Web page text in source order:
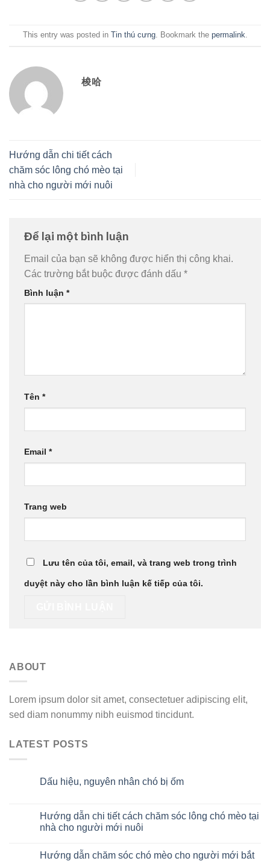
This entry was posted in Tin thú cưng. Bookmark the permalink.
梭哈
Hướng dẫn chi tiết cách
chăm sóc lông chó mèo tại
nhà cho người mới nuôi
Để lại một bình luận
Email của bạn sẽ không được hiển thị công khai.
Các trường bắt buộc được đánh dấu *
Bình luận *
Tên *
Email *
Trang web
Lưu tên của tôi, email, và trang web trong trình
duyệt này cho lần bình luận kế tiếp của tôi.
ABOUT
Lorem ipsum dolor sit amet, consectetuer adipiscing elit,
sed diam nonummy nibh euismod tincidunt.
LATEST POSTS
Dấu hiệu, nguyên nhân chó bị ốm
Hướng dẫn chi tiết cách chăm sóc lông chó mèo tại
nhà cho người mới nuôi
Hướng dẫn chăm sóc chó mèo cho người mới bắt